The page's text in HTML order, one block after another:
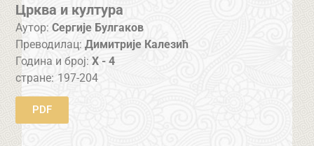
Црква и култура
Аутор: Сергије Булгаков
Преводилац: Димитрије Калезић
Година и број:X - 4
стране: 197-204
PDF